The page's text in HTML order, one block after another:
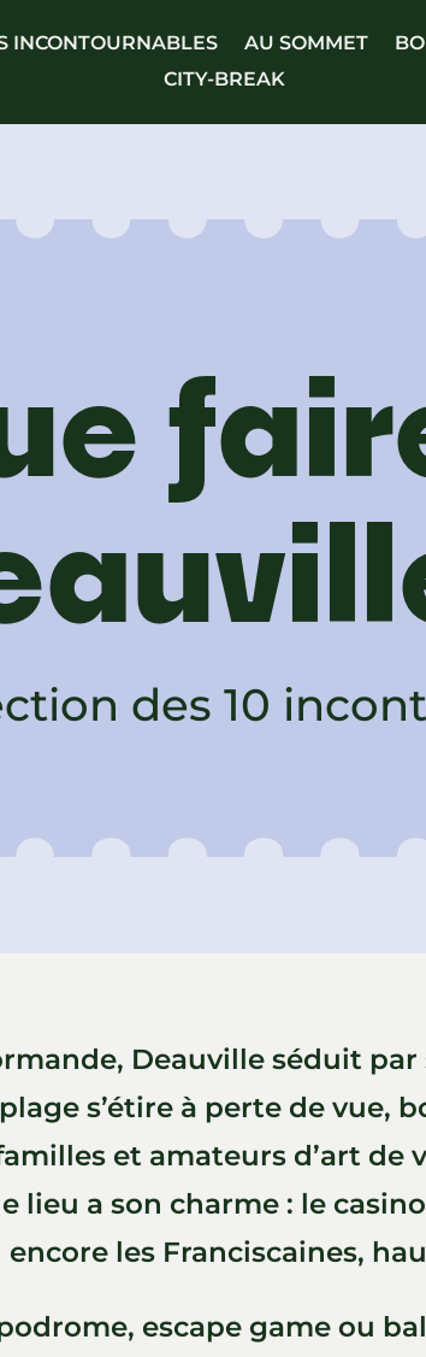
INCONTOURNABLES AU SOMMET
CITY-BREAK
des 10
Deauville séduit
s’étire à perte de vue,
et amateurs d’art de
lieu a son charme : le
les Franciscaines,
escape game ou